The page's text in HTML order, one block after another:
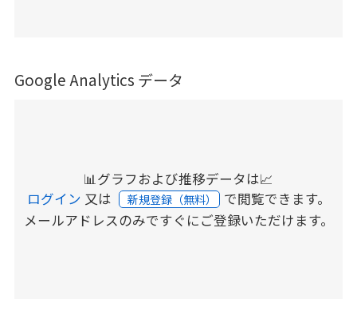
Google Analytics データ
📊グラフおよび推移データは📈
ログイン 又は 新規登録（無料） で閲覧できます。
メールアドレスのみですぐにご登録いただけます。